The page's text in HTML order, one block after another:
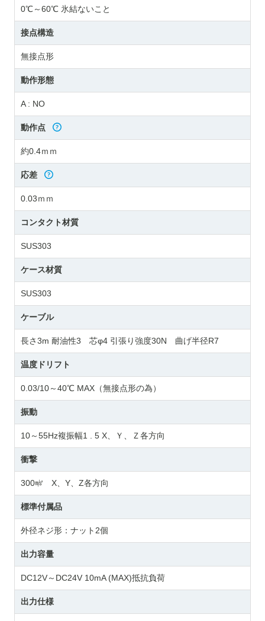
0℃～60℃ 氷結ないこと
接点構造
無接点形
動作形態
A : NO
動作点
約0.4ｍｍ
応差
0.03ｍｍ
コンタクト材質
SUS303
ケース材質
SUS303
ケーブル
長さ3m 耐油性3 芯φ4 引張り強度30N 曲げ半径R7
温度ドリフト
0.03/10～40℃ MAX（無接点形の為）
振動
10～55Hz複振幅1 . 5 X、Ｙ、Ｚ各方向
衝撃
300㎨ X、Y、Z各方向
標準付属品
外径ネジ形：ナット2個
出力容量
DC12V～DC24V 10mA (MAX)抵抗負荷
出力仕様